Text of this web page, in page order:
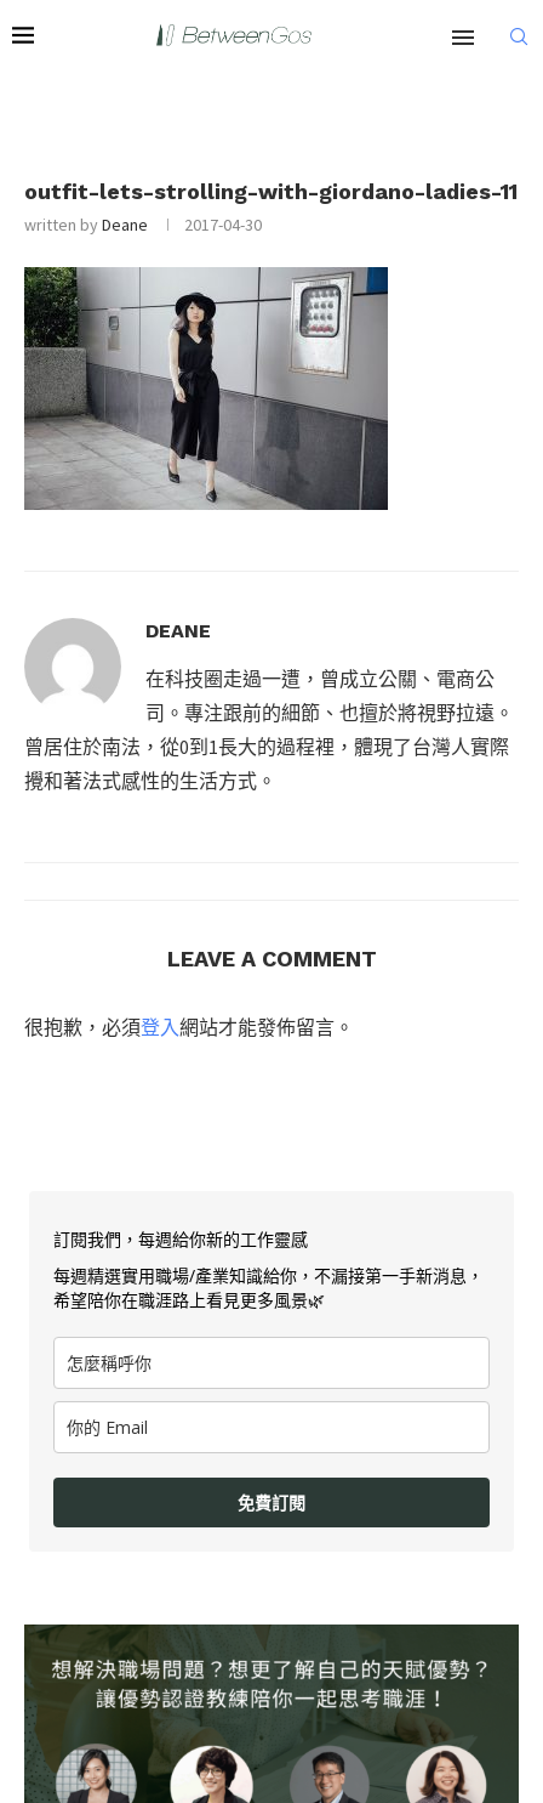
outfit-lets-strolling-with-giordano-ladies-11
written byDeane 2017-04-30
DEANE
在科技圈走過一遭，曾成立公關、電商公
司。專注跟前的細節、也擅於將視野拉遠。
曾居住於南法，從0到1長大的過程裡，體現了台灣人實際
攪和著法式感性的生活方式。
LEAVE A COMMENT
很抱歉，必須登入網站才能發佈留言。
訂閱我們，每週給你新的工作靈感
每週精選實用職場/產業知識給你，不漏接第一手新消息，
希望陪你在職涯路上看見更多風景🌿
免費訂閱